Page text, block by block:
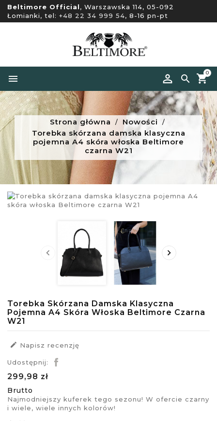
Beltimore Official, Warszawska 114, 05-092
Łomianki, tel: +48 22 34 999 54, 8-16 pn-pt


0
Strona główna
Nowości
Torebka skórzana damska klasyczna
pojemna A4 skóra włoska Beltimore
czarna W21
 
Torebka Skórzana Damska Klasyczna
Pojemna A4 Skóra Włoska Beltimore Czarna
W21
 Napisz recenzję
Udostępnij:
299,98 zł
Brutto
Najmodniejszy kuferek tego sezonu! W ofercie czarny
i wiele, wiele innych kolorów!